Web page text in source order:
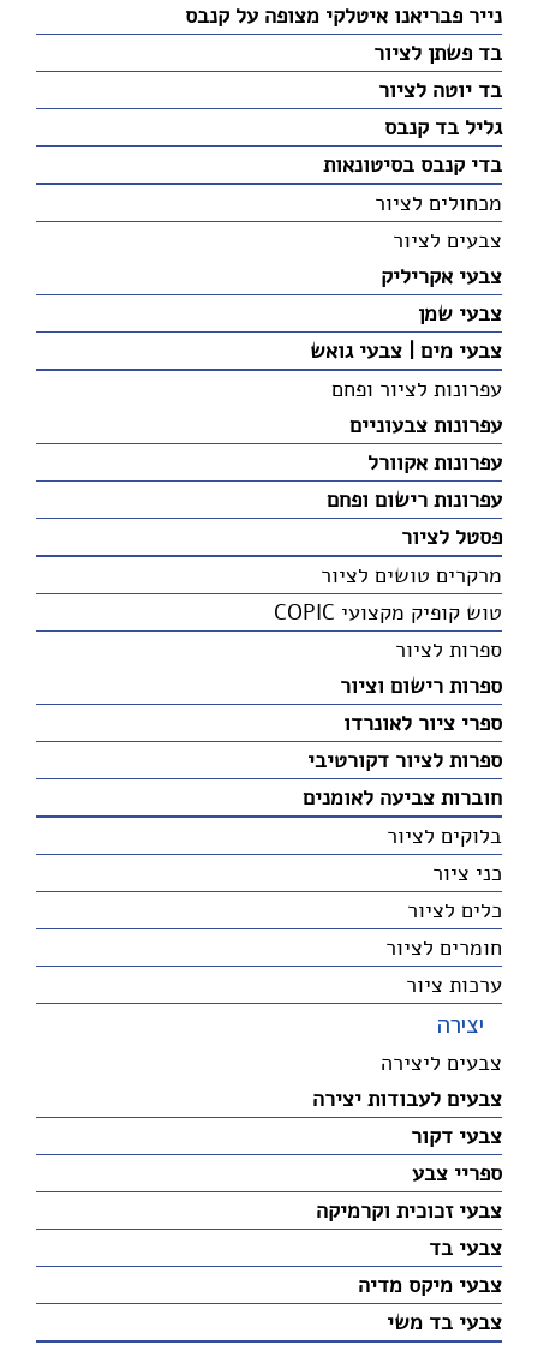
נייר פבריאנו איטלקי מצופה על קנבס
בד פשתן לציור
בד יוטה לציור
גליל בד קנבס
בדי קנבס בסיטונאות
מכחולים לציור
צבעים לציור
צבעי אקריליק
צבעי שמן
צבעי מים | צבעי גואש
עפרונות לציור ופחם
עפרונות צבעוניים
עפרונות אקוורל
עפרונות רישום ופחם
פסטל לציור
מרקרים טושים לציור
טוש קופיק מקצועי COPIC
ספרות לציור
ספרות רישום וציור
ספרי ציור לאונרדו
ספרות לציור דקורטיבי
חוברות צביעה לאומנים
בלוקים לציור
כני ציור
כלים לציור
חומרים לציור
ערכות ציור
יצירה
צבעים ליצירה
צבעים לעבודות יצירה
צבעי דקור
ספריי צבע
צבעי זכוכית וקרמיקה
צבעי בד
צבעי מיקס מדיה
צבעי בד משי